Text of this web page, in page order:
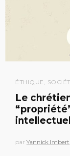
ÉTHIQUE ,
Le
parYannick Imbert